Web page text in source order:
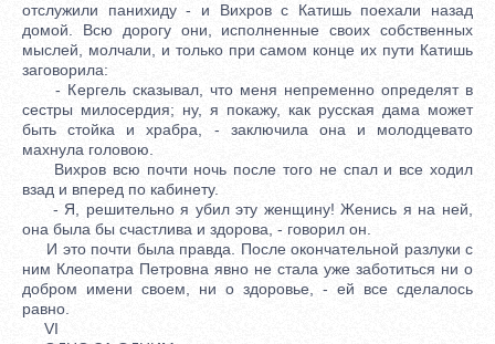
отслужили панихиду - и Вихров с Катишь поехали назад
домой. Всю дорогу они, исполненные своих собственных
мыслей, молчали, и только при самом конце их пути Катишь
заговорила:
- Кергель сказывал, что меня непременно определят в
сестры милосердия; ну, я покажу, как русская дама может
быть стойка и храбра, - заключила она и молодцевато
махнула головою.
Вихров всю почти ночь после того не спал и все ходил
взад и вперед по кабинету.
- Я, решительно я убил эту женщину! Женись я на ней,
она была бы счастлива и здорова, - говорил он.
И это почти была правда. После окончательной разлуки с
ним Клеопатра Петровна явно не стала уже заботиться ни о
добром имени своем, ни о здоровье, - ей все сделалось
равно.
VI